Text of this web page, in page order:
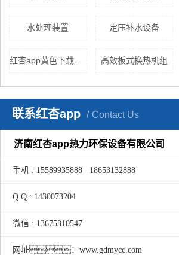
水处理装置 定压补水设备
高效板式换热机组
联系红杏app Contact Us
济南红杏app热力环保设备有限公司
手机 : 15589935888 18653132888
Q Q : 1430073204
微信 : 13675310547
网址：www.gdmycc.com